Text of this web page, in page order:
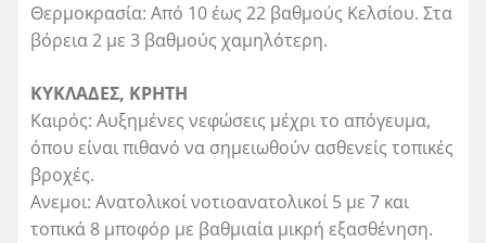
Θερμοκρασία: Από 10 έως 22 βαθμούς Κελσίου. Στα
βόρεια 2 με 3 βαθμούς χαμηλότερη.
ΚΥΚΛΑΔΕΣ, ΚΡΗΤΗ
Καιρός: Αυξημένες νεφώσεις μέχρι το απόγευμα,
όπου είναι πιθανό να σημειωθούν ασθενείς τοπικές
βροχές.
Ανεμοι: Ανατολικοί νοτιοανατολικοί 5 με 7 και
τοπικά 8 μποφόρ με βαθμιαία μικρή εξασθένηση.